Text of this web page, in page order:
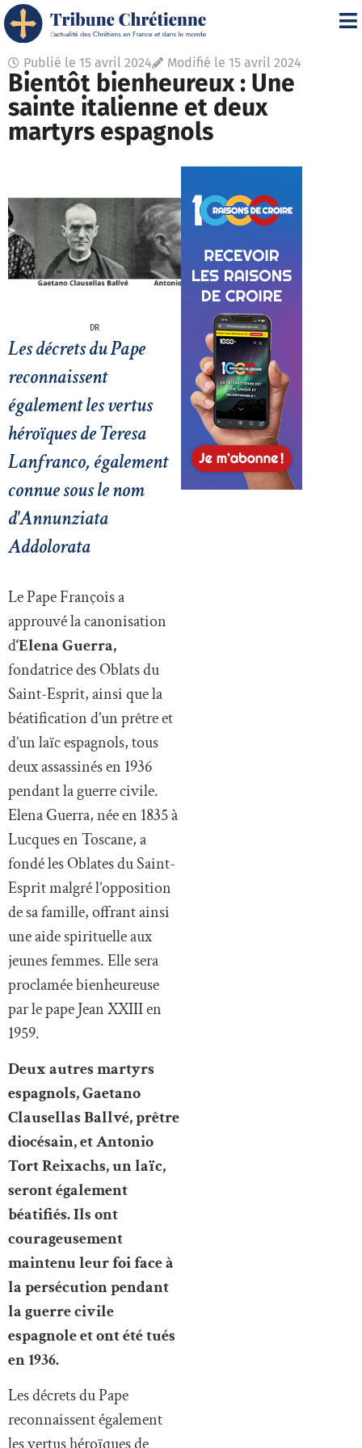
Publié le 15 avril 2024 Modifié le 15 avril 2024
Bientôt bienheureux : Une
sainte italienne et deux
martyrs espagnols
DR
Les décrets du Pape
reconnaissent
également les vertus
héroïques de Teresa
Lanfranco, également
connue sous le nom
d'Annunziata
Addolorata
Le Pape François a
approuvé la canonisation
d‘Elena Guerra,
fondatrice des Oblats du
Saint-Esprit, ainsi que la
béatification d’un prêtre et
d’un laïc espagnols, tous
deux assassinés en 1936
pendant la guerre civile.
Elena Guerra, née en 1835 à
Lucques en Toscane, a
fondé les Oblates du Saint-
Esprit malgré l’opposition
de sa famille, offrant ainsi
une aide spirituelle aux
jeunes femmes. Elle sera
proclamée bienheureuse
par le pape Jean XXIII en
1959.
Deux autres martyrs
espagnols, Gaetano
Clausellas Ballvé, prêtre
diocésain, et Antonio
Tort Reixachs, un laïc,
seront également
béatifiés. Ils ont
courageusement
maintenu leur foi face à
la persécution pendant
la guerre civile
espagnole et ont été tués
en 1936.
Les décrets du Pape
reconnaissent également